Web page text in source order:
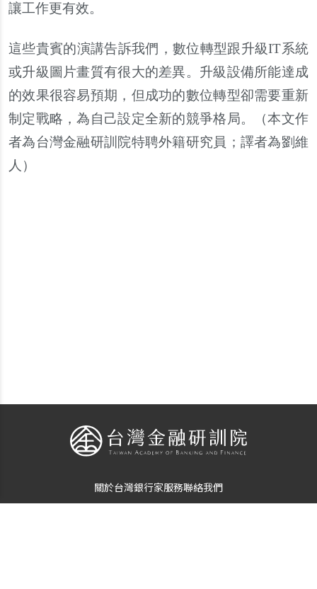
讓工作更有效。
這些貴賓的演講告訴我們，數位轉型跟升級IT系統
或升級圖片畫質有很大的差異。升級設備所能達成
的效果很容易預期，但成功的數位轉型卻需要重新
制定戰略，為自己設定全新的競爭格局。（本文作
者為台灣金融研訓院特聘外籍研究員；譯者為劉維
人 ）
關於台灣銀行家服務聯絡我們